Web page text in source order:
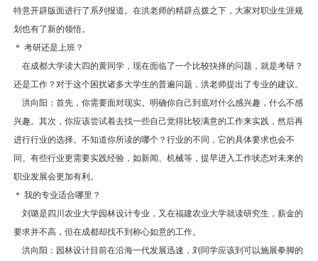
特意开辟版面进行了系列报道。在洪老师的精辟点拨之下，大家对职业生涯规
划也有了新的领悟。
＊ 考研还是上班？
在成都大学读大四的黄同学，现在面临了一个比较抉择的问题，就是考研？
还是工作？对于这个困扰诸多大学生的普遍问题，洪老师提出了专业的建议。
洪向阳：首先，你需要面对现实。明确你自己到底对什么感兴趣，什么不感
兴趣。其次，你应该尝试着去找一些自己觉得比较满意的工作来实践，然后再
进行行业的选择。不知道你所读的哪个？行业的不同，它的具体要求也会不
同。有些行业更需要实践经验，如新闻、机械等，提早进入工作状态对未来的
职业发展会更加有利。
＊ 我的专业适合哪里？
刘璐是四川农业大学园林设计专业，又在福建农业大学就读研究生，薪金的
要求并不高，但在成都却找不到称心如意的工作。
洪向阳：园林设计目前在沿海一代发展迅速，刘同学应该到可以施展拳脚的